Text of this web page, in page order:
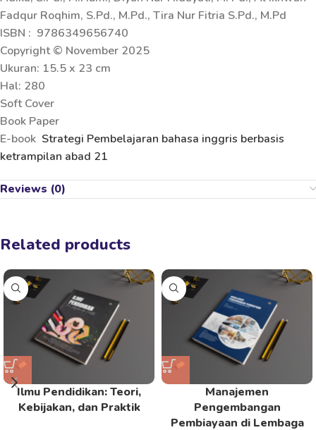
Fadqur Roqhim, S.Pd., M.Pd., Tira Nur Fitria S.Pd., M.Pd
ISBN : 9786349656740
Copyright © November 2025
Ukuran: 15.5 x 23 cm
Hal: 280
Soft Cover
Book Paper
E-book Strategi Pembelajaran bahasa inggris berbasis
ketrampilan abad 21
Reviews (0)
Related products
Ilmu Pendidikan: Teori,
Kebijakan, dan Praktik
Manajemen
Pengembangan
Pembiayaan di Lembaga